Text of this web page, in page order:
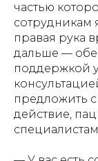
частью
сотрудникам
правая рука
дальше —
поддержкой
предложить
действие,